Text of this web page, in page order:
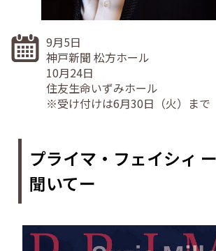
9月5日
神戸新聞 松方ホール
10月24日
住友生命いずみホール
※受け付けは6月30日（火）まで
プライマ・フェイシィ
聞いてー